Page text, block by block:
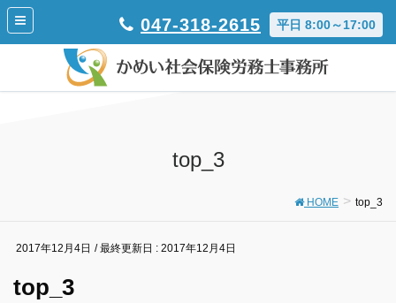
平日 8:00～17:00
047-318-2615
top_3
HOME top_3
2017年12月4日 / 最終更新日 : 2017年12月4日
top_3